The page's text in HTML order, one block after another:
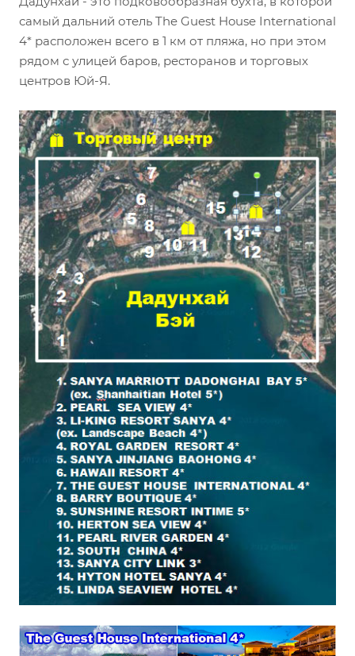
самый дальний отель The Guest House International
4* расположен всего в 1 км от пляжа, но при этом
рядом с улицей баров, ресторанов и торговых
центров Юй-Я.